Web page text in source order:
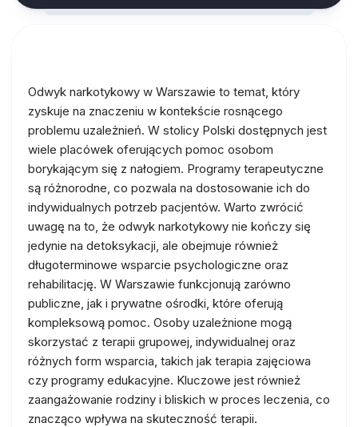
Odwyk narkotykowy w Warszawie to temat, który
zyskuje na znaczeniu w kontekście rosnącego
problemu uzależnień. W stolicy Polski dostępnych jest
wiele placówek oferujących pomoc osobom
borykającym się z nałogiem. Programy terapeutyczne
są różnorodne, co pozwala na dostosowanie ich do
indywidualnych potrzeb pacjentów. Warto zwrócić
uwagę na to, że odwyk narkotykowy nie kończy się
jedynie na detoksykacji, ale obejmuje również
długoterminowe wsparcie psychologiczne oraz
rehabilitację. W Warszawie funkcjonują zarówno
publiczne, jak i prywatne ośrodki, które oferują
kompleksową pomoc. Osoby uzależnione mogą
skorzystać z terapii grupowej, indywidualnej oraz
różnych form wsparcia, takich jak terapia zajęciowa
czy programy edukacyjne. Kluczowe jest również
zaangażowanie rodziny i bliskich w proces leczenia, co
znacząco wpływa na skuteczność terapii.